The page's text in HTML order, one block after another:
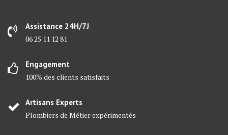
Assistance 24H/7J
06 25 11 12 81
Engagement
100% des clients satisfaits
Artisans Experts
Plombiers de Métier expérimentés